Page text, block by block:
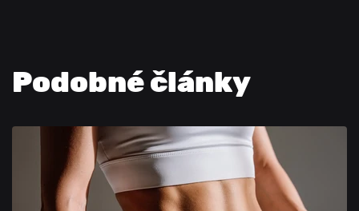
Podobné články